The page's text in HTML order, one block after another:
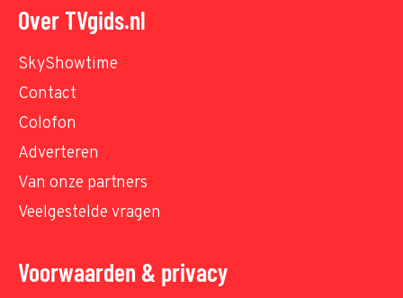
Over TVgids.nl
SkyShowtime
Contact
Colofon
Adverteren
Van onze partners
Veelgestelde vragen
Voorwaarden & privacy